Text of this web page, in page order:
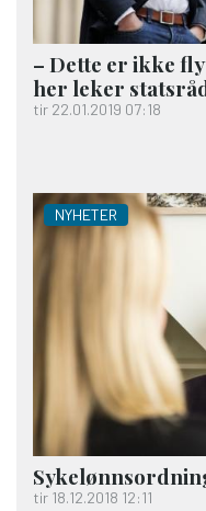
– Dette er ikke
her leker
tir 22.01.2019 07:18
NYHETER
tir 18.12.2018 12:11